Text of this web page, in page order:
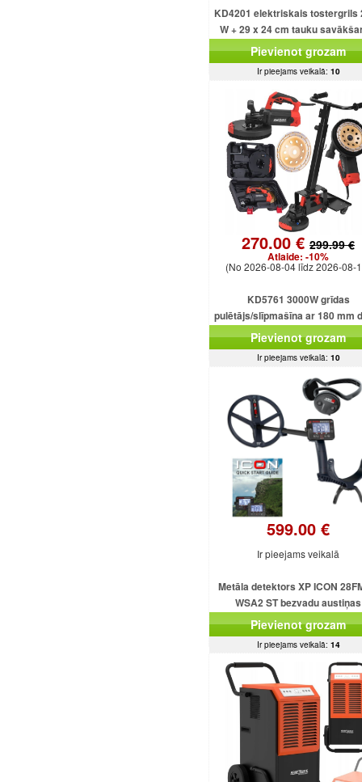
KD4201 elektriskais tostergrils
W + 29 x 24 cm tauku
paplāte
Pievienot grozam
Ir pieejams veikalā: 10
270.00 € 299.99 €
Atlaide: -10%
(No 2026-08-04 līdz 2026-08-
KD5761 3000W grīdas
pulētājs/slīpmašīna ar 180 mm
Pievienot grozam
Ir pieejams veikalā: 10
599.00 €
Ir pieejams veikalā
Metāla detektors XP ICON
WSA2 ST bezvadu austiņas
Pievienot grozam
Ir pieejams veikalā: 14